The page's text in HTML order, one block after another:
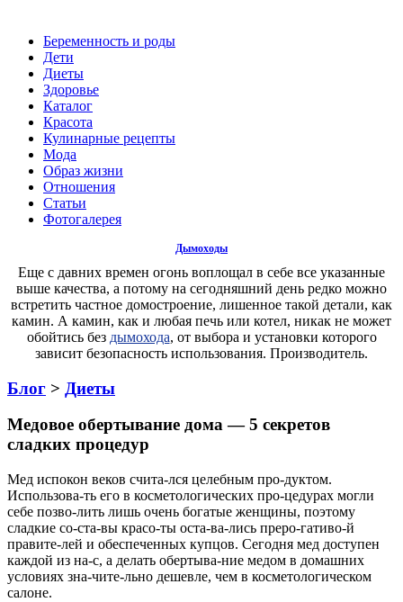
Беременность и роды
Дети
Диеты
Здоровье
Каталог
Красота
Кулинарные рецепты
Мода
Образ жизни
Отношения
Статьи
Фотогалерея
Дымоходы
Еще с давних времен огонь воплощал в себе все указанные
выше качества, а потому на сегодняшний день редко можно
встретить частное домостроение, лишенное такой детали, как
камин. А камин, как и любая печь или котел, никак не может
обойтись без дымохода, от выбора и установки которого
зависит безопасность использования. Производитель.
Блог > Диеты
Медовое обертывание дома — 5 секретов
сладких процедур
Мед испокон веков счита-лся целебным про-дуктом.
Использова-ть его в косметологических про-цедурах могли
себе позво-лить лишь очень богатые женщины, поэтому
сладкие со-ста-вы красо-ты оста-ва-лись преро-гативо-й
правите-лей и обеспеченных купцов. Сегодня мед доступен
каждой из на-с, а делать обертыва-ние медом в домашних
условиях зна-чите-льно дешевле, чем в косметологическом
салоне.